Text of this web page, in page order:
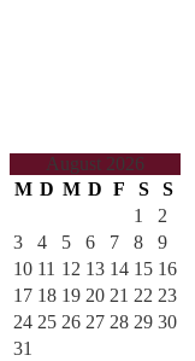
August 2026
M D M D F S
S
1
2
3
4 5 6 7 8
9
10 11 12 13 14 15 16
17 18 19 20 21 22 23
24 25 26 27 28 29 30
31